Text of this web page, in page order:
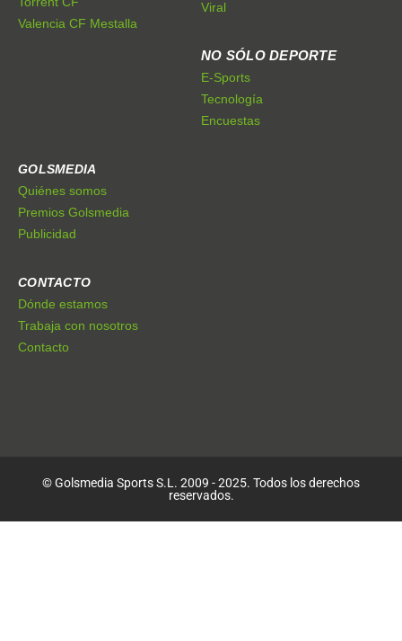
Valencia CF Mestalla
Viral
NO SÓLO DEPORTE
E-Sports
Tecnología
Encuestas
GOLSMEDIA
Quiénes somos
Premios Golsmedia
Publicidad
CONTACTO
Dónde estamos
Trabaja con nosotros
Contacto
© Golsmedia Sports S.L. 2009 - 2025. Todos los derechos
reservados.